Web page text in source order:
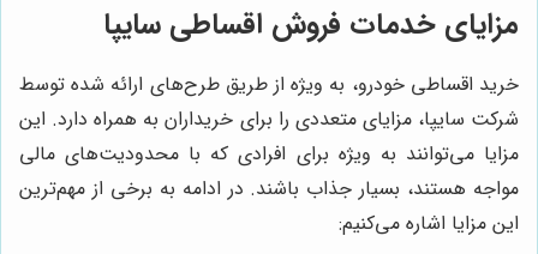
مزایای خدمات فروش اقساطی سایپا
خرید اقساطی خودرو، به ویژه از طریق طرح‌های ارائه شده توسط
شرکت سایپا، مزایای متعددی را برای خریداران به همراه دارد. این
مزایا می‌توانند به ویژه برای افرادی که با محدودیت‌های مالی
مواجه هستند، بسیار جذاب باشند. در ادامه به برخی از مهم‌ترین
این مزایا اشاره می‌کنیم: